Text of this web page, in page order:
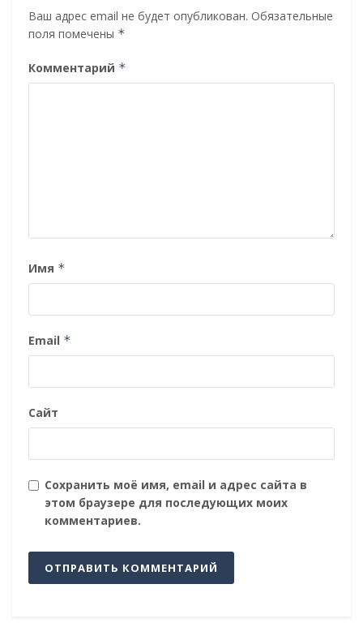
Ваш адрес email не будет опубликован. Обязательные
поля помечены *
Комментарий *
Имя *
Email *
Сайт
Сохранить моё имя, email и адрес сайта в
этом браузере для последующих моих
комментариев.